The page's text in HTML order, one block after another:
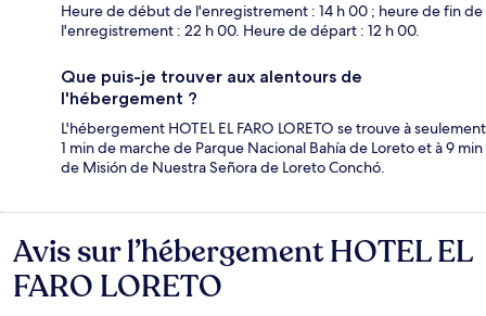
Heure de début de l'enregistrement : 14 h 00 ; heure de fin de
l'enregistrement : 22 h 00. Heure de départ : 12 h 00.
Que puis-je trouver aux alentours de
l'hébergement ?
L'hébergement HOTEL EL FARO LORETO se trouve à seulement
1 min de marche de Parque Nacional Bahía de Loreto et à 9 min
de Misión de Nuestra Señora de Loreto Conchó.
Avis
Avis sur l’hébergement HOTEL EL
FARO LORETO